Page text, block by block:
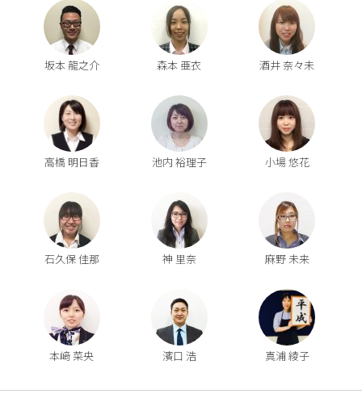
坂本 龍之介 森本 亜衣 酒井 奈々未
高橋 明日香 池内 裕理子 小場 悠花
石久保 佳那 神 里奈 麻野 未来
本﨑 菜央 濱口 浩 真浦 綾子